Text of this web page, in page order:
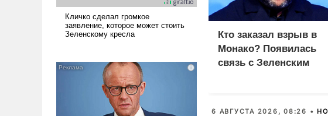
Кто заказал взрыв в
Монако? Появилась
связь с Зеленским
6 АВГУСТА 2026, 08:26 •